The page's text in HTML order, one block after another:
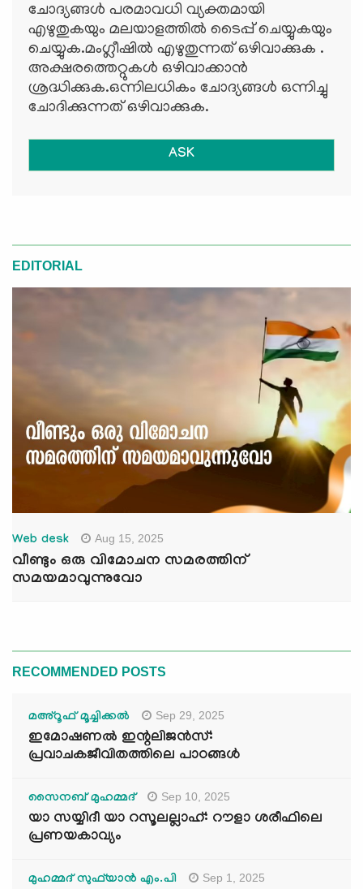
ചോദ്യങ്ങള്‍ പരമാവധി വ്യക്തമായി
എഴുതുകയും മലയാളത്തില്‍ ടൈപ്പ് ചെയ്യുകയും
ചെയ്യുക.മംഗ്ലീഷില്‍ എഴുതുന്നത് ഒഴിവാക്കുക .
അക്ഷരത്തെറ്റുകള്‍ ഒഴിവാക്കാന്‍
ശ്രദ്ധിക്കുക.ഒന്നിലധികം ചോദ്യങ്ങള്‍ ഒന്നിച്ചു
ചോദിക്കുന്നത് ഒഴിവാക്കുക.
ASK
EDITORIAL
Web desk Aug 15, 2025
വീണ്ടും ഒരു വിമോചന സമരത്തിന്
സമയമാവുന്നുവോ
RECOMMENDED POSTS
മഅ്റൂഫ് മൂച്ചിക്കല്‍ Sep 29, 2025
ഇമോഷണൽ ഇന്റലിജൻസ്:
പ്രവാചകജീവിതത്തിലെ പാഠങ്ങൾ
സൈനബ് മുഹമ്മദ് Sep 10, 2025
യാ സയ്യിദീ യാ റസൂലല്ലാഹ്: റൗളാ ശരീഫിലെ
പ്രണയകാവ്യം
മുഹമ്മദ് സുഫ്‌യാൻ എം.പി Sep 1, 2025